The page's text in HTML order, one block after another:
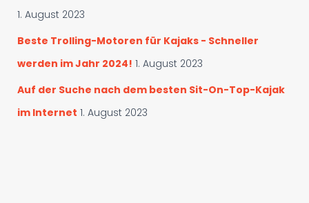
1. August 2023
Beste Trolling-Motoren für Kajaks - Schneller
werden im Jahr 2024! 1. August 2023
Auf der Suche nach dem besten Sit-On-Top-Kajak
im Internet 1. August 2023